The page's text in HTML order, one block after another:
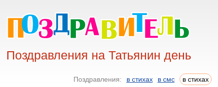
Поздравления на Татьянин день
Поздравления: в стихах в смс в стихах